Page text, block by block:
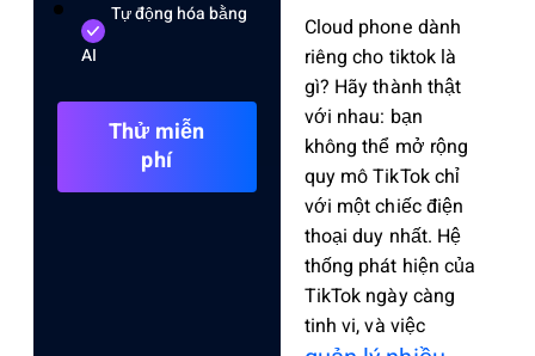
Tự động hóa bằng
AI
Thử miễn
phí
Cloud phone dành
riêng cho tiktok là
gì? Hãy thành thật
với nhau: bạn
không thể mở rộng
quy mô TikTok chỉ
với một chiếc điện
thoại duy nhất. Hệ
thống phát hiện của
TikTok ngày càng
tinh vi, và việc